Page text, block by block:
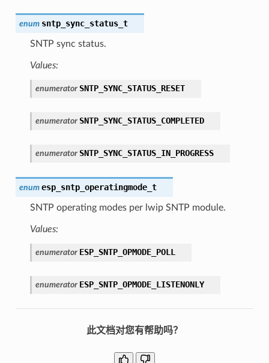
enum sntp_sync_status_t
SNTP sync status.
Values:
enumerator SNTP_SYNC_STATUS_RESET
enumerator SNTP_SYNC_STATUS_COMPLETED
enumerator SNTP_SYNC_STATUS_IN_PROGRESS
enum esp_sntp_operatingmode_t
SNTP operating modes per lwip SNTP module.
Values:
enumerator ESP_SNTP_OPMODE_POLL
enumerator ESP_SNTP_OPMODE_LISTENONLY
此文档对您有帮助吗？